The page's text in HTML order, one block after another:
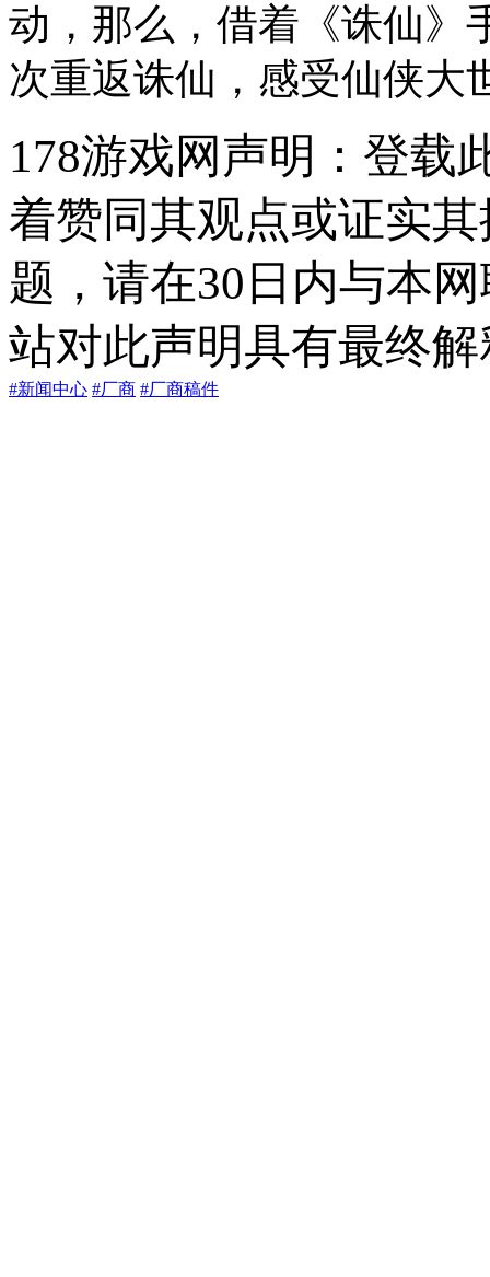
动，那么，借着《诛仙》
次重返诛仙，感受仙侠大
178游戏网声明：登载
着赞同其观点或证实
题，请在30日内与本
站对此声明具有最终
#新闻中心 #厂商 #厂商稿件